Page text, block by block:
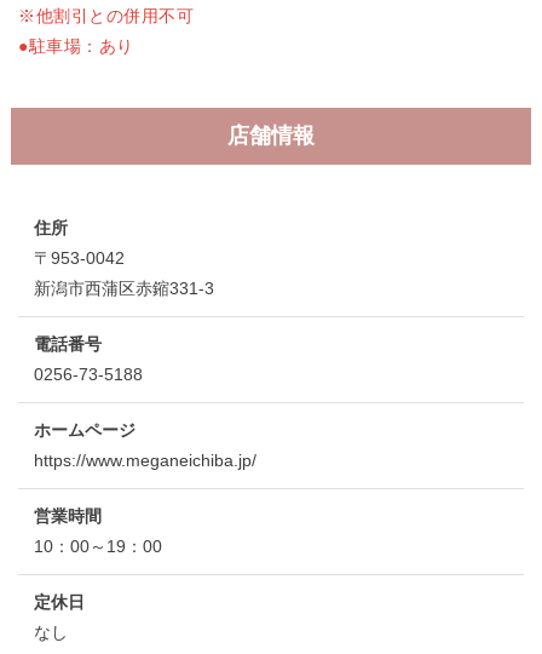
※他割引との併用不可
●駐車場：あり
店舗情報
住所
〒953-0042
新潟市西蒲区赤鏥331-3
電話番号
0256-73-5188
ホームページ
https://www.meganeichiba.jp/
営業時間
10：00～19：00
定休日
なし